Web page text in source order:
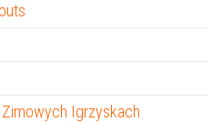
Igrzyskach